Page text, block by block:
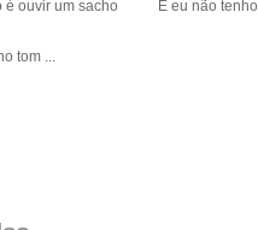
é ouvir um sacho E eu não tenho
tom ...